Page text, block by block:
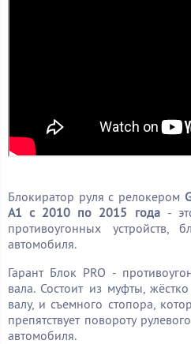
Блокиратор руля с релокером
A1 c 2010 по 2015 года-
противоугонных устройств,
автомобиля.
Гарант Блок PRO -
вала. Состоит из муфты,
валу, и съемного стопора,
препятствует повороту
автомобиля.